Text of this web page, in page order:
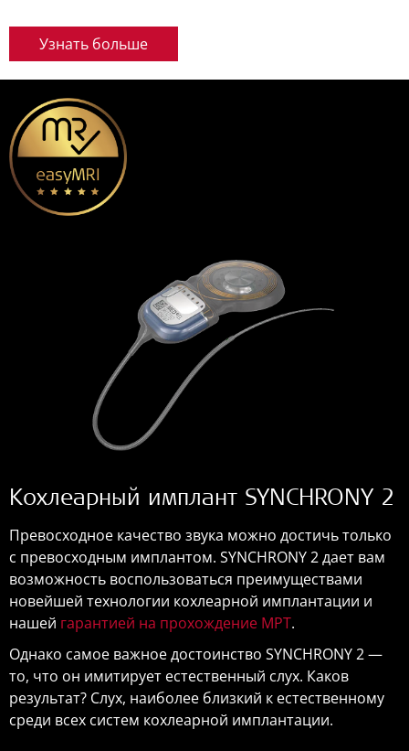
Узнать больше
Кохлеарный имплант SYNCHRONY 2
Превосходное качество звука можно достичь только
с превосходным имплантом. SYNCHRONY 2 дает вам
возможность воспользоваться преимуществами
новейшей технологии кохлеарной имплантации и
нашей гарантией на прохождение МРТ.
Однако самое важное достоинство SYNCHRONY 2 —
то, что он имитирует естественный слух. Каков
результат? Слух, наиболее близкий к естественному
среди всех систем кохлеарной имплантации.